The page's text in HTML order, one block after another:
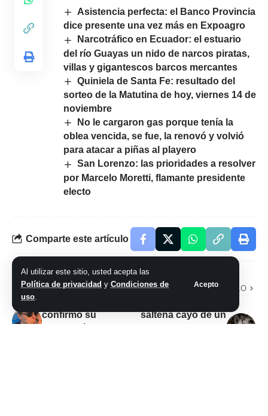
Al utilizar este sitio, usted acepta las
Política de privacidad y Condiciones de
uso.
Acepto
Asistencia perfecta: el Banco Provincia
dice presente una vez más en Expoagro
Narcotráfico en Ecuador: el estuario
del río Guayas un nido de narcos piratas,
villas y gigantescos barcos mercantes
Quiniela de Santa Fe: resultado del
sorteo de la Matutina de hoy, viernes 14 de
noviembre
No le cargaron gas porque tenía la
oblea vencida, se fue, la renovó y volvió
para atacar a piñas al playero
San Lorenzo: las prioridades a resolver
por Marcelo Moretti, flamante presidente
electo
Comparte este artículo
ARTÍCULO PREVIO
confirmó su
SIGUIENTE ARTÍCULO
salteña cayó de un